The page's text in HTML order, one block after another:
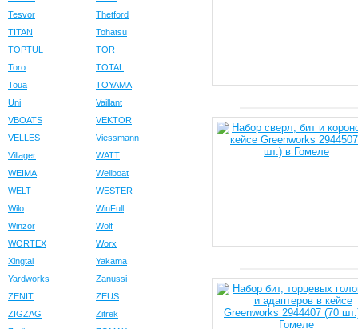
Tesvor
Thetford
TITAN
Tohatsu
TOPTUL
TOR
Toro
TOTAL
Toua
TOYAMA
Uni
Vaillant
VBOATS
VEKTOR
VELLES
Viessmann
Villager
WATT
WEIMA
Wellboat
WELT
WESTER
Wilo
WinFull
Winzor
Wolf
WORTEX
Worx
Xingtai
Yakama
Yardworks
Zanussi
ZENIT
ZEUS
ZIGZAG
Zitrek